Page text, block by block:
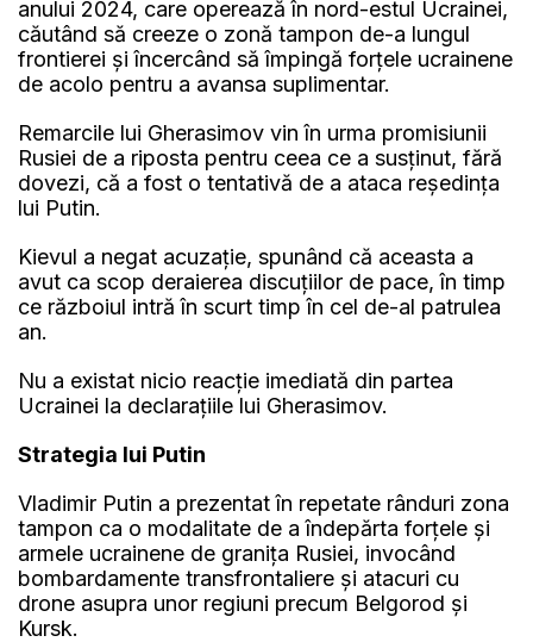
anului 2024, care operează în nord-estul Ucrainei,
căutând să creeze o zonă tampon de-a lungul
frontierei şi încercând să împingă forţele ucrainene
de acolo pentru a avansa suplimentar.
Remarcile lui Gherasimov vin în urma promisiunii
Rusiei de a riposta pentru ceea ce a susţinut, fără
dovezi, că a fost o tentativă de a ataca reşedinţa
lui Putin.
Kievul a negat acuzație, spunând că aceasta a
avut ca scop deraierea discuţiilor de pace, în timp
ce războiul intră în scurt timp în cel de-al patrulea
an.
Nu a existat nicio reacţie imediată din partea
Ucrainei la declaraţiile lui Gherasimov.
Strategia lui Putin
Vladimir Putin a prezentat în repetate rânduri zona
tampon ca o modalitate de a îndepărta forţele şi
armele ucrainene de graniţa Rusiei, invocând
bombardamente transfrontaliere şi atacuri cu
drone asupra unor regiuni precum Belgorod şi
Kursk.